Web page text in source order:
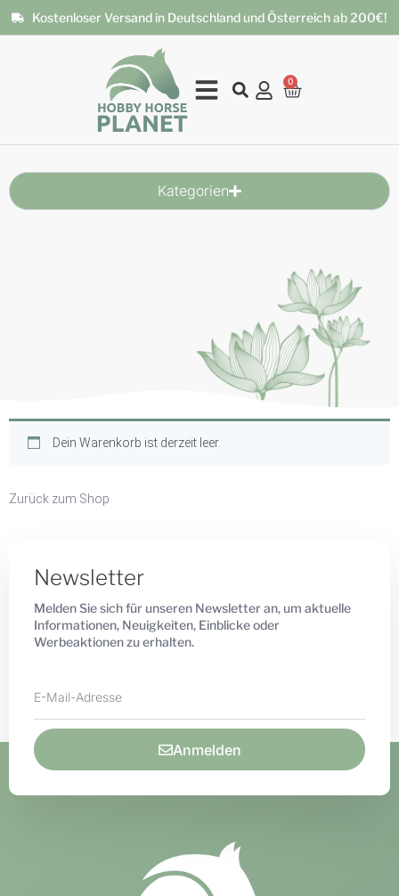
Kostenloser Versand in Deutschland und Österreich ab 200€!
0
Kategorien
Cart
Dein Warenkorb ist derzeit leer.
Zurück zum Shop
Newsletter
Melden Sie sich für unseren Newsletter an, um aktuelle
Informationen, Neuigkeiten, Einblicke oder
Werbeaktionen zu erhalten.
Anmelden